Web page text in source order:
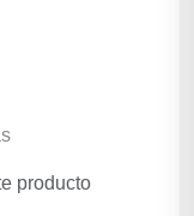
producto